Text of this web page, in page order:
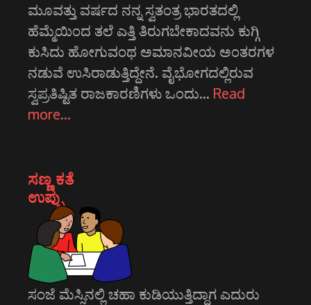
ಮೂವತ್ತು ವರ್ಷದ ನನ್ನ ಸ್ವತಂತ್ರ ಭಾರತದಲ್ಲಿ
ಹೆಮ್ಮೆಯಿಂದ ತಲೆ ಎತ್ತಿ ತಿರುಗಬೇಕಾದವನು ಕುಗ್ಗಿ
ಕುಸಿದು ಹೋಗುವಂಥ ಅಮಾನವೀಯ ಅಂತರಗಳ
ನಡುವೆ ಉಸಿರಾಡುತ್ತಿದ್ದೇನೆ. ವೈಭೋಗದಲ್ಲಿರುವ
ಸ್ವಪ್ರತಿಷ್ಟಿತ ರಾಜಕಾರಣಿಗಳು ಒಂದು… Read
more…
ಸಣ್ಣ ಕತೆ
ಉಪ್ಪು
ಸಂಜೆ ಮೆಸ್ಸಿನಲ್ಲಿ ಚಹಾ ಕುಡಿಯುತ್ತಿದ್ದಾಗ ಎದುರು